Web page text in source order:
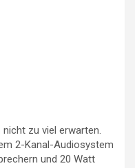
zu viel erwarten.
2-Kanal-Audiosystem
und 20 Watt